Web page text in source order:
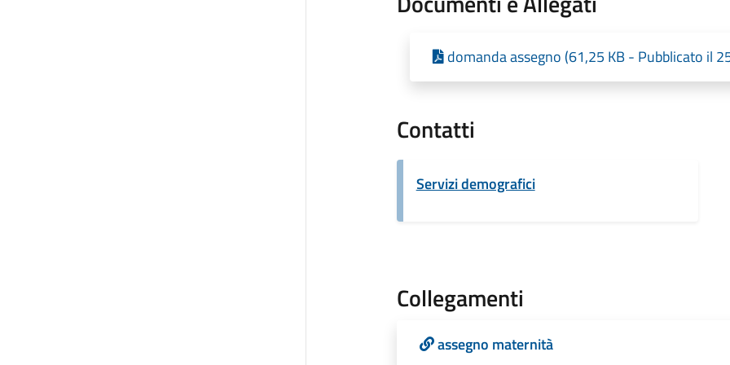
domanda assegno (61,25 KB - Pubblicato il
Contatti
Servizi demografici
Collegamenti
assegno maternità